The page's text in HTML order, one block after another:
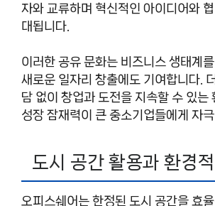
자와 교류하며 혁신적인 아이디어와
대됩니다.
이러한 공유 문화는 비즈니스 생태계
새로운 일자리 창출에도 기여합니다.
담 없이 창업과 도전을 지속할 수 있는
성장 잠재력이 큰 중소기업들에게 자
도시 공간 활용과 환경
오피스쉐어는 한정된 도시 공간을 효